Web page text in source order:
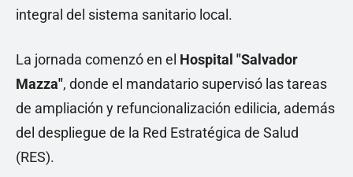
integral del sistema sanitario local.
La jornada comenzó en el Hospital "Salvador
Mazza", donde el mandatario supervisó las tareas
de ampliación y refuncionalización edilicia, además
del despliegue de la Red Estratégica de Salud
(RES).